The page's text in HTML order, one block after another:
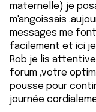
maternelle) je
m'angoissais
messages me
facilement et ici je
Rob je lis
forum ,votre
pousse pour
journée